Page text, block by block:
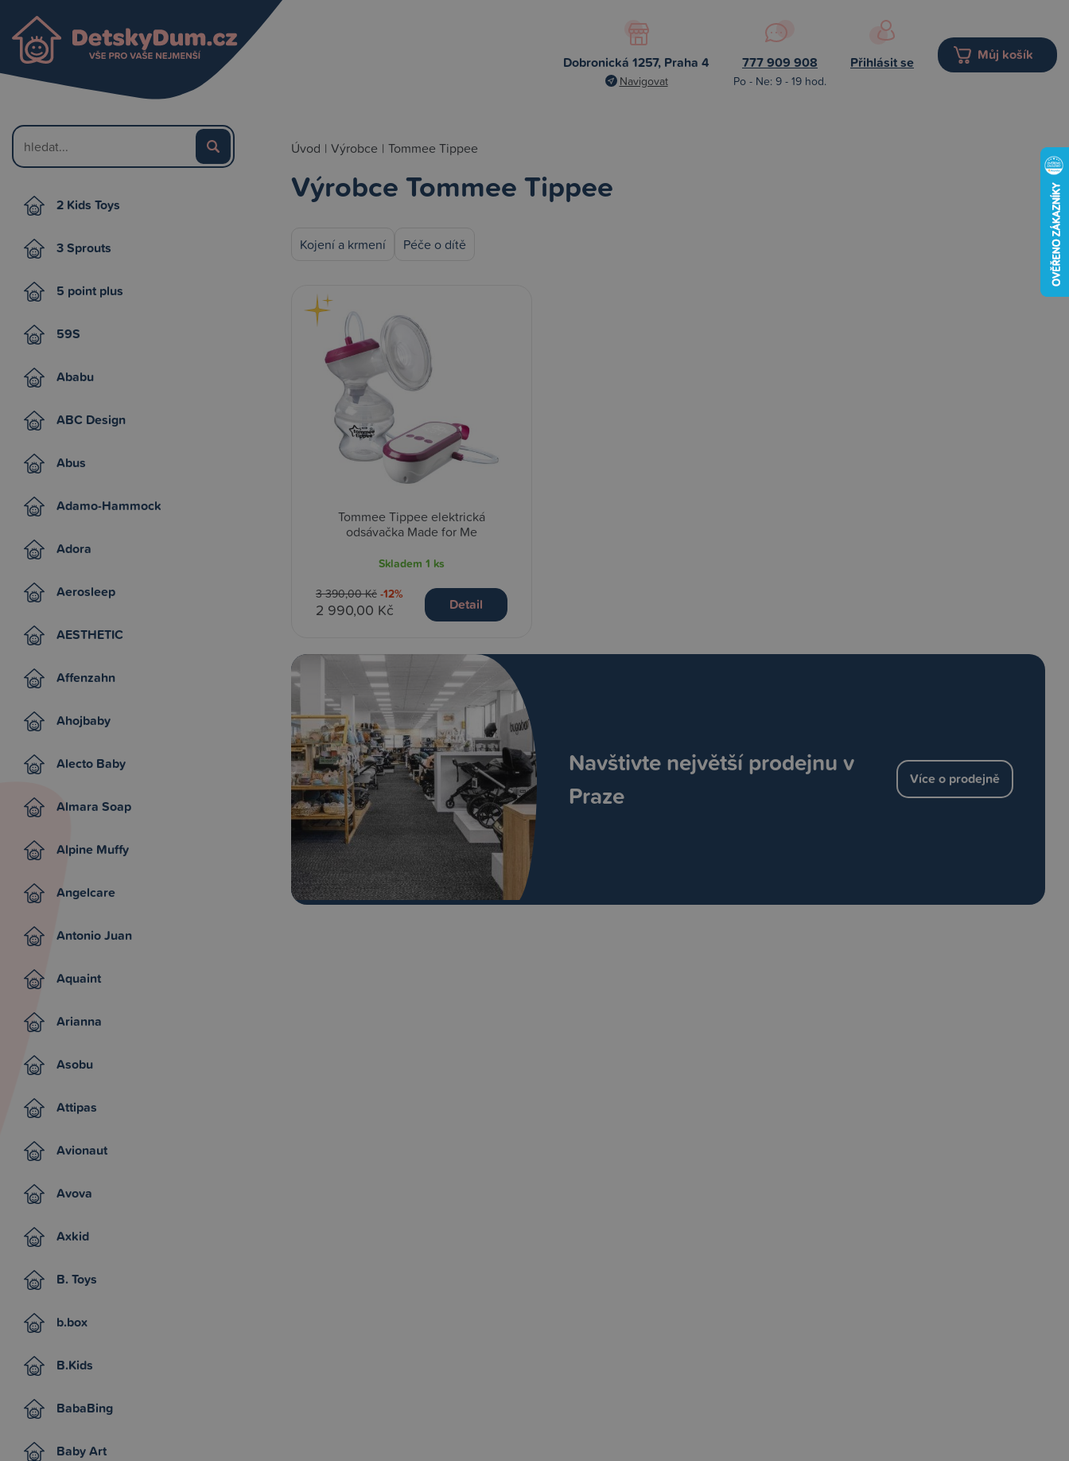
Dobronická 1257, Praha 4
Navigovat
777 909 908
Po - Ne: 9 - 19 hod.
Přihlásit se Můj košík
2 Kids Toys
3 Sprouts
5 point plus
59S
Ababu
ABC Design
Abus
Adamo-Hammock
Adora
Aerosleep
AESTHETIC
Affenzahn
Ahojbaby
Alecto Baby
Almara Soap
Alpine Muffy
Angelcare
Antonio Juan
Aquaint
Arianna
Asobu
Attipas
Avionaut
Avova
Axkid
B. Toys
b.box
B.Kids
BabaBing
Baby Art
Úvod | Výrobce | Tommee Tippee
Výrobce Tommee Tippee
Kojení a krmení Péče o dítě
Navštivte největší prodejnu v
Praze
Více o prodejně
Tommee Tippee elektrická
odsávačka Made for Me
Skladem 1 ks
3 390,00 Kč -12%
2 990,00 Kč Detail